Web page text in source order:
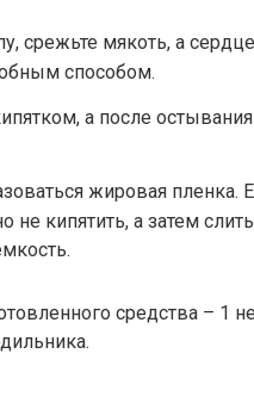
срежьте мякоть, а
способом.
а после
жировая пленка.
не кипятить, а затем
средства – 1